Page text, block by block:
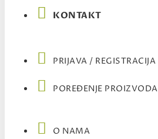
KONTAKT
PRIJAVA / REGISTRACIJA
POREĐENJE PROIZVODA
O NAMA